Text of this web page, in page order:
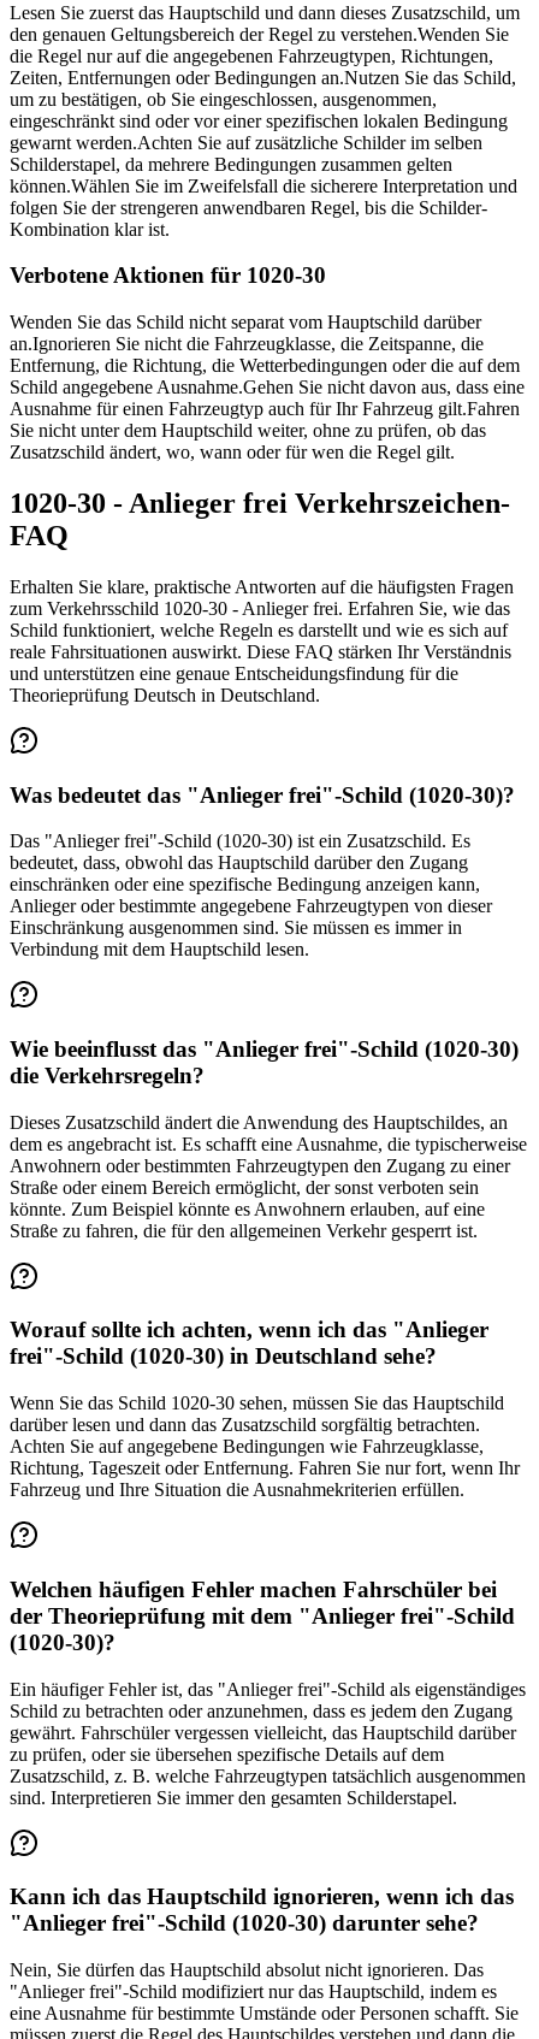
Lesen Sie zuerst das Hauptschild und dann dieses Zusatzschild, um
den genauen Geltungsbereich der Regel zu verstehen.Wenden Sie
die Regel nur auf die angegebenen Fahrzeugtypen, Richtungen,
Zeiten, Entfernungen oder Bedingungen an.Nutzen Sie das Schild,
um zu bestätigen, ob Sie eingeschlossen, ausgenommen,
eingeschränkt sind oder vor einer spezifischen lokalen Bedingung
gewarnt werden.Achten Sie auf zusätzliche Schilder im selben
Schilderstapel, da mehrere Bedingungen zusammen gelten
können.Wählen Sie im Zweifelsfall die sicherere Interpretation und
folgen Sie der strengeren anwendbaren Regel, bis die Schilder-
Kombination klar ist.
Verbotene Aktionen für 1020-30
Wenden Sie das Schild nicht separat vom Hauptschild darüber
an.Ignorieren Sie nicht die Fahrzeugklasse, die Zeitspanne, die
Entfernung, die Richtung, die Wetterbedingungen oder die auf dem
Schild angegebene Ausnahme.Gehen Sie nicht davon aus, dass eine
Ausnahme für einen Fahrzeugtyp auch für Ihr Fahrzeug gilt.Fahren
Sie nicht unter dem Hauptschild weiter, ohne zu prüfen, ob das
Zusatzschild ändert, wo, wann oder für wen die Regel gilt.
1020-30 - Anlieger frei Verkehrszeichen-
FAQ
Erhalten Sie klare, praktische Antworten auf die häufigsten Fragen
zum Verkehrsschild 1020-30 - Anlieger frei. Erfahren Sie, wie das
Schild funktioniert, welche Regeln es darstellt und wie es sich auf
reale Fahrsituationen auswirkt. Diese FAQ stärken Ihr Verständnis
und unterstützen eine genaue Entscheidungsfindung für die
Theorieprüfung Deutsch in Deutschland.
Was bedeutet das "Anlieger frei"-Schild (1020-30)?
Das "Anlieger frei"-Schild (1020-30) ist ein Zusatzschild. Es
bedeutet, dass, obwohl das Hauptschild darüber den Zugang
einschränken oder eine spezifische Bedingung anzeigen kann,
Anlieger oder bestimmte angegebene Fahrzeugtypen von dieser
Einschränkung ausgenommen sind. Sie müssen es immer in
Verbindung mit dem Hauptschild lesen.
Wie beeinflusst das "Anlieger frei"-Schild (1020-30)
die Verkehrsregeln?
Dieses Zusatzschild ändert die Anwendung des Hauptschildes, an
dem es angebracht ist. Es schafft eine Ausnahme, die typischerweise
Anwohnern oder bestimmten Fahrzeugtypen den Zugang zu einer
Straße oder einem Bereich ermöglicht, der sonst verboten sein
könnte. Zum Beispiel könnte es Anwohnern erlauben, auf eine
Straße zu fahren, die für den allgemeinen Verkehr gesperrt ist.
Worauf sollte ich achten, wenn ich das "Anlieger
frei"-Schild (1020-30) in Deutschland sehe?
Wenn Sie das Schild 1020-30 sehen, müssen Sie das Hauptschild
darüber lesen und dann das Zusatzschild sorgfältig betrachten.
Achten Sie auf angegebene Bedingungen wie Fahrzeugklasse,
Richtung, Tageszeit oder Entfernung. Fahren Sie nur fort, wenn Ihr
Fahrzeug und Ihre Situation die Ausnahmekriterien erfüllen.
Welchen häufigen Fehler machen Fahrschüler bei
der Theorieprüfung mit dem "Anlieger frei"-Schild
(1020-30)?
Ein häufiger Fehler ist, das "Anlieger frei"-Schild als eigenständiges
Schild zu betrachten oder anzunehmen, dass es jedem den Zugang
gewährt. Fahrschüler vergessen vielleicht, das Hauptschild darüber
zu prüfen, oder sie übersehen spezifische Details auf dem
Zusatzschild, z. B. welche Fahrzeugtypen tatsächlich ausgenommen
sind. Interpretieren Sie immer den gesamten Schilderstapel.
Kann ich das Hauptschild ignorieren, wenn ich das
"Anlieger frei"-Schild (1020-30) darunter sehe?
Nein, Sie dürfen das Hauptschild absolut nicht ignorieren. Das
"Anlieger frei"-Schild modifiziert nur das Hauptschild, indem es
eine Ausnahme für bestimmte Umstände oder Personen schafft. Sie
müssen zuerst die Regel des Hauptschildes verstehen und dann die